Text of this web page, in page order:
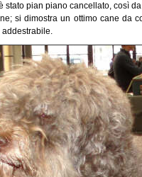
stato pian piano cancellato, così
si dimostra un ottimo cane da
addestrabile.